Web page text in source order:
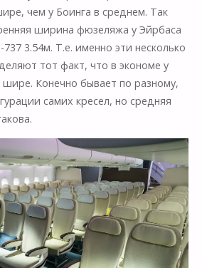
чем у Боинга в среднем. Так
ширина фюзеляжа у Эйрбаса
3.54м. Т.е. именно эти несколько
тот факт, что в экономе у
шире. Конечно бывает по разному,
самих кресел, но средняя